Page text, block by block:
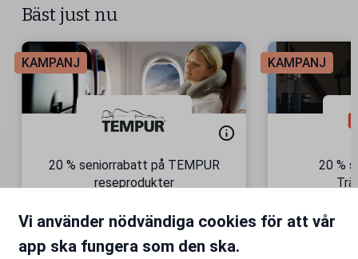
Bäst just nu
KAMPANJ
20 % seniorrabatt på TEMPUR
reseprodukter
är!
Till rabatten
KAMPANJ
20 %
Vi använder nödvändiga cookies för att vår
app ska fungera som den ska.